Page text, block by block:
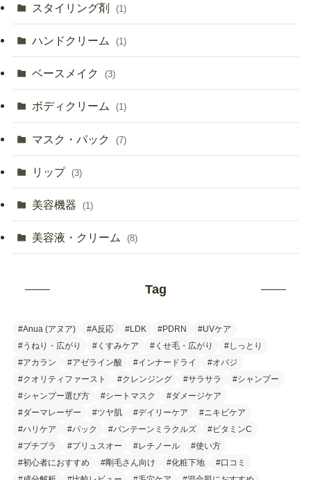
スタイリング剤 (1)
ハンドクリーム (1)
ベースメイク (3)
ボディクリーム (1)
マスク・パック (7)
リップ (3)
美容機器 (1)
美容液・クリーム (8)
Tag
#Anua (アヌア) #A反応 #LDK #PDRN
#UVケア
#うねり・広がり
#くすみケア #くせ毛・広がり
#しっとり
#アカラン
#アゼライン酸 #インナードライ
#オバジ
#クオリティファースト
#クレンジング #サラサラ
#シャンプー
#シャンプー選び方
#シートマスク
#ダメージケア
#ダーマレーザー
#ツヤ肌 #デイリーケア
#ニキビケア
#ハリケア
#パック #パンテーンミラクルズ
#ビタミンC
#プチプラ
#プリュスオー #レチノール
#使い方
#初心者におすすめ
#剛毛さん向け #化粧下地
#口コミ